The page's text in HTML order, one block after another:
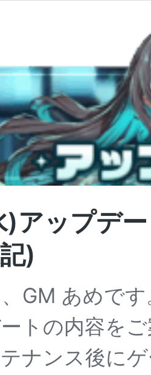
アップデ
)
GM あめで
トの内容を
ナンス後に